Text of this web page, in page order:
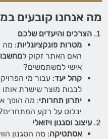
מה אנחנו קובעים
הצרכים והיעדים שלכם
מטרות פונקציונליות: מה
האם האתר זקוק ל
אישי למשתמשים?
קהל יעד: עבור מי
לבנות מוצר שישרת
יתרון תחרותי: מה הופך
יבלוט על רקע
עיצוב וסגנון ויזואלי
אסתטיקה: מה הסגנון